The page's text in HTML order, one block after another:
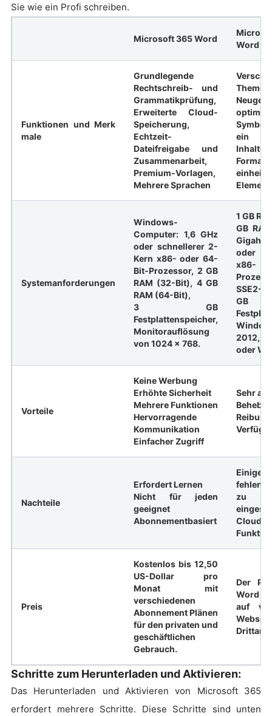
Sie wie ein Profi schreiben.
Microsoft 365 Word
Word
Funktionen und Merk
male
Grundlegende
Rechtschreib- und
Grammatikprüfung,
Erweiterte Cloud-
Speicherung,
Echtzeit-
Dateifreigabe und
Zusammenarbeit,
Premium-Vorlagen,
Mehrere Sprachen
ein
Systemanforderungen
Windows-
Computer: 1,6 GHz
oder schnellerer 2-
Kern x86- oder 64-
Bit-Prozessor, 2 GB
RAM (32-Bit), 4 GB
RAM (64-Bit),
3 GB
Festplattenspeicher,
Monitorauflösung
von 1024 x 768.
1 GB
GB
oder
x86-
SSE2-
GB
2012,
oder
Vorteile
Keine Werbung
Erhöhte Sicherheit
Mehrere Funktionen
Hervorragende
Kommunikation
Einfacher Zugriff
Sehr
Behebt
Nachteile
Erfordert Lernen
Nicht für jeden
geeignet
Abonnementbasiert
Einige
fehlen
zu
Cloud-
Preis
Kostenlos bis 12,50
US-Dollar pro
Monat mit
verschiedenen
Abonnement Plänen
für den privaten und
geschäftlichen
Gebrauch.
Der
Word
auf
Schritte zum Herunterladen und Aktivieren:
Das Herunterladen und Aktivieren von Microsoft 365
erfordert mehrere Schritte. Diese Schritte sind unten